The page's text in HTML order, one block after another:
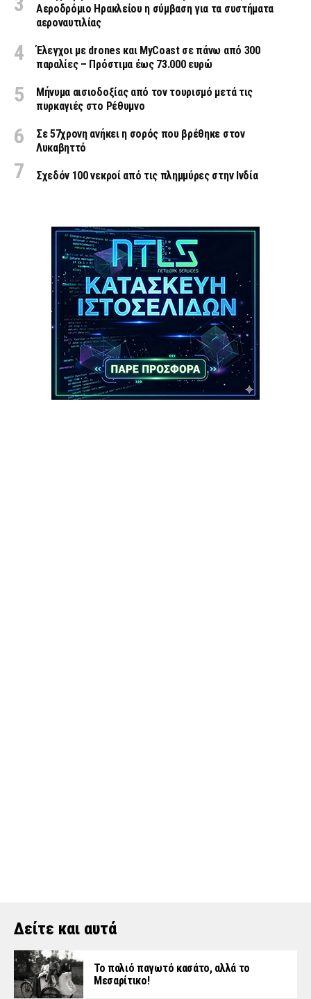
Αεροδρόμιο Ηρακλείου η σύμβαση για τα συστήματα
αεροναυτιλίας
Έλεγχοι με drones και MyCoast σε πάνω από 300
παραλίες – Πρόστιμα έως 73.000 ευρώ
Μήνυμα αισιοδοξίας από τον τουρισμό μετά τις
πυρκαγιές στο Ρέθυμνο
Σε 57χρονη ανήκει η σορός που βρέθηκε στον
Λυκαβηττό
Σχεδόν 100 νεκροί από τις πλημμύρες στην Ινδία
Δείτε και αυτά
Το παλιό παγωτό κασάτο, αλλά το
Μεσαρίτικο!